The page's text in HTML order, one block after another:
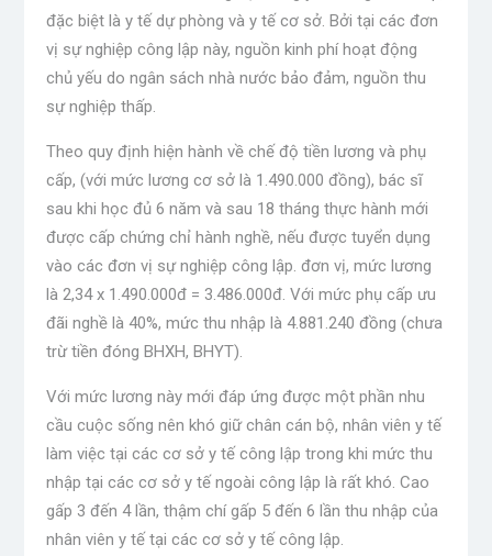
đặc biệt là y tế dự phòng và y tế cơ sở. Bởi tại các đơn
vị sự nghiệp công lập này, nguồn kinh phí hoạt động
chủ yếu do ngân sách nhà nước bảo đảm, nguồn thu
sự nghiệp thấp.
Theo quy định hiện hành về chế độ tiền lương và phụ
cấp, (với mức lương cơ sở là 1.490.000 đồng), bác sĩ
sau khi học đủ 6 năm và sau 18 tháng thực hành mới
được cấp chứng chỉ hành nghề, nếu được tuyển dụng
vào các đơn vị sự nghiệp công lập. đơn vị, mức lương
là 2,34 x 1.490.000đ = 3.486.000đ. Với mức phụ cấp ưu
đãi nghề là 40%, mức thu nhập là 4.881.240 đồng (chưa
trừ tiền đóng BHXH, BHYT).
Với mức lương này mới đáp ứng được một phần nhu
cầu cuộc sống nên khó giữ chân cán bộ, nhân viên y tế
làm việc tại các cơ sở y tế công lập trong khi mức thu
nhập tại các cơ sở y tế ngoài công lập là rất khó. Cao
gấp 3 đến 4 lần, thậm chí gấp 5 đến 6 lần thu nhập của
nhân viên y tế tại các cơ sở y tế công lập.